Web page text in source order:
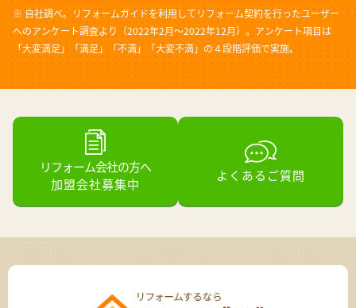
※ 自社調べ。リフォームガイドを利用してリフォーム契約を行ったユーザー
へのアンケート調査より（2022年2月～2022年12月）。アンケート項目は
「大変満足」「満足」「不満」「大変不満」の４段階評価で実施。
リフォーム会社の方へ
加盟会社募集中
よくあるご質問